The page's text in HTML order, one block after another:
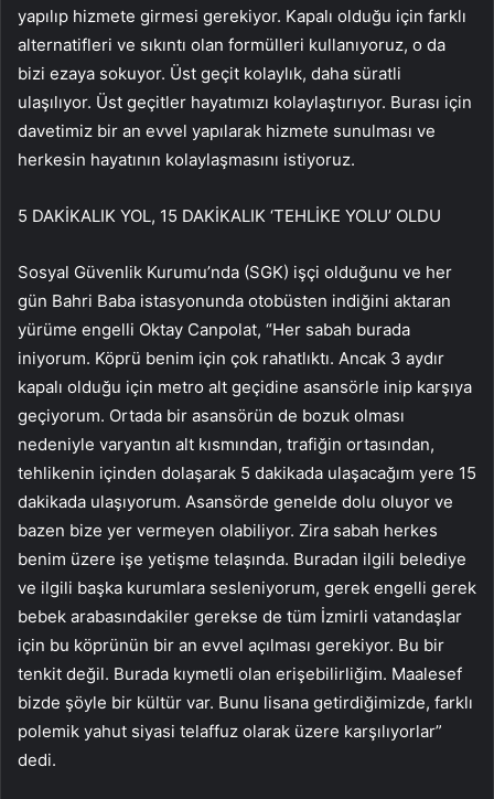
yapılıp hizmete girmesi gerekiyor. Kapalı olduğu için farklı
alternatifleri ve sıkıntı olan formülleri kullanıyoruz, o da
bizi ezaya sokuyor. Üst geçit kolaylık, daha süratli
ulaşılıyor. Üst geçitler hayatımızı kolaylaştırıyor. Burası için
davetimiz bir an evvel yapılarak hizmete sunulması ve
herkesin hayatının kolaylaşmasını istiyoruz.
5 DAKİKALIK YOL, 15 DAKİKALIK ‘TEHLİKE YOLU’ OLDU
Sosyal Güvenlik Kurumu’nda (SGK) işçi olduğunu ve her
gün Bahri Baba istasyonunda otobüsten indiğini aktaran
yürüme engelli Oktay Canpolat, “Her sabah burada
iniyorum. Köprü benim için çok rahatlıktı. Ancak 3 aydır
kapalı olduğu için metro alt geçidine asansörle inip karşıya
geçiyorum. Ortada bir asansörün de bozuk olması
nedeniyle varyantın alt kısmından, trafiğin ortasından,
tehlikenin içinden dolaşarak 5 dakikada ulaşacağım yere 15
dakikada ulaşıyorum. Asansörde genelde dolu oluyor ve
bazen bize yer vermeyen olabiliyor. Zira sabah herkes
benim üzere işe yetişme telaşında. Buradan ilgili belediye
ve ilgili başka kurumlara sesleniyorum, gerek engelli gerek
bebek arabasındakiler gerekse de tüm İzmirli vatandaşlar
için bu köprünün bir an evvel açılması gerekiyor. Bu bir
tenkit değil. Burada kıymetli olan erişebilirliğim. Maalesef
bizde şöyle bir kültür var. Bunu lisana getirdiğimizde, farklı
polemik yahut siyasi telaffuz olarak üzere karşılıyorlar”
dedi.